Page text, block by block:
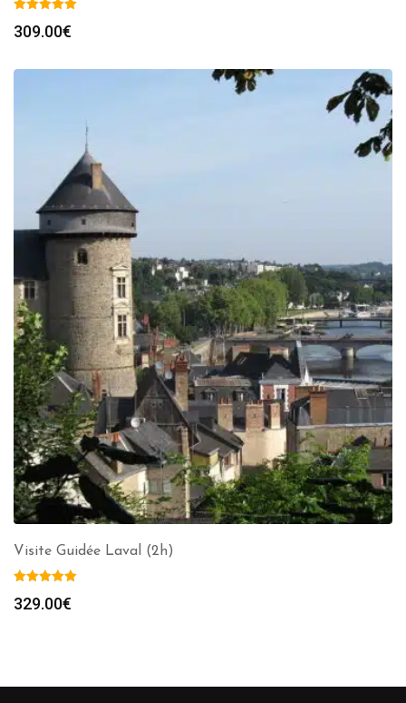
309.00€
Visite Guidée Laval (2h)
329.00€